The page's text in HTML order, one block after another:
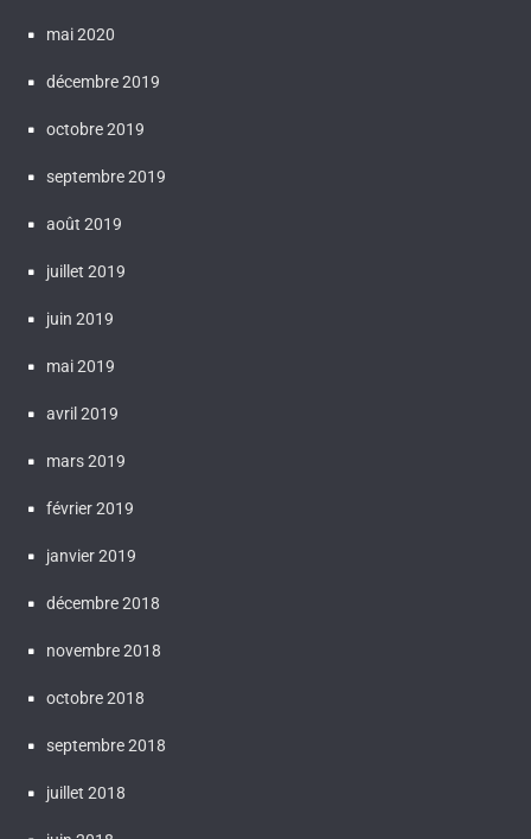
mai 2020
décembre 2019
octobre 2019
septembre 2019
août 2019
juillet 2019
juin 2019
mai 2019
avril 2019
mars 2019
février 2019
janvier 2019
décembre 2018
novembre 2018
octobre 2018
septembre 2018
juillet 2018